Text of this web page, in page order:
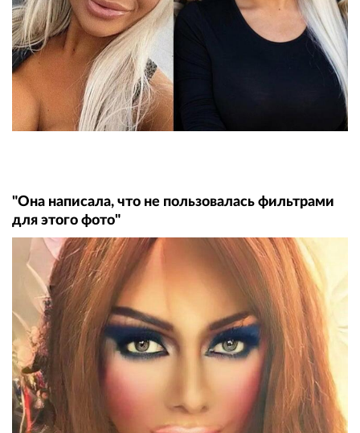
"Она написала, что не пользовалась фильтрами
для этого фото"